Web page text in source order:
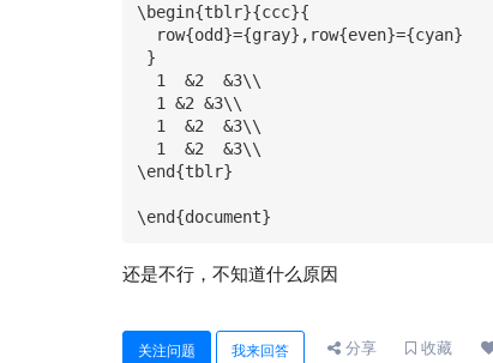
\begin{tblr}{ccc}{
\end{tblr}
\end{document}
还是不行，不知道什么原因
关注问题 我来回答 分享 收藏